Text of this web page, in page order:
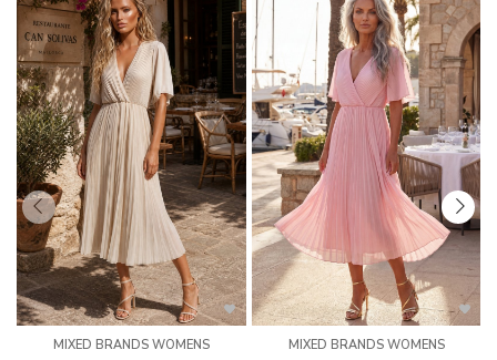
MIXED BRANDS WOMENS MIXED BRANDS WOMENS